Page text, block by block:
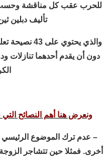
للحرب عقب كل مناقشة وحسب
تأليف دبلين
والذي يحتوي
دون أن يقدم أحدهما تنازلات
ونعرض هنا أهم النصائح
– عدم ترك الموضوع
أخرى. فمثلا حين تتشاجر